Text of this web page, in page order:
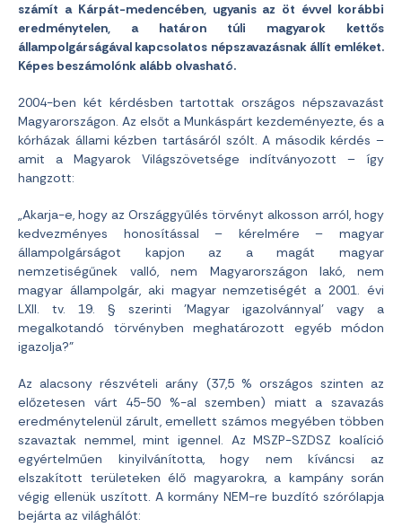
számít a Kárpát-medencében, ugyanis az öt évvel korábbi
eredménytelen, a határon túli magyarok kettős
állampolgárságával kapcsolatos népszavazásnak állít emléket.
Képes beszámolónk alább olvasható.
2004-ben két kérdésben tartottak országos népszavazást
Magyarországon. Az elsőt a Munkáspárt kezdeményezte, és a
kórházak állami kézben tartásáról szólt. A második kérdés –
amit a Magyarok Világszövetsége indítványozott – így
hangzott:
„Akarja-e, hogy az Országgyűlés törvényt alkosson arról, hogy
kedvezményes honosítással – kérelmére – magyar
állampolgárságot kapjon az a magát magyar
nemzetiségűnek valló, nem Magyarországon lakó, nem
magyar állampolgár, aki magyar nemzetiségét a 2001. évi
LXII. tv. 19. § szerinti ’Magyar igazolvánnyal’ vagy a
megalkotandó törvényben meghatározott egyéb módon
igazolja?”
Az alacsony részvételi arány (37,5 % országos szinten az
előzetesen várt 45-50 %-al szemben) miatt a szavazás
eredménytelenül zárult, emellett számos megyében többen
szavaztak nemmel, mint igennel. Az MSZP-SZDSZ koalíció
egyértelműen kinyilvánította, hogy nem kíváncsi az
elszakított területeken élő magyarokra, a kampány során
végig ellenük uszított. A kormány NEM-re buzdító szórólapja
bejárta az világhálót: